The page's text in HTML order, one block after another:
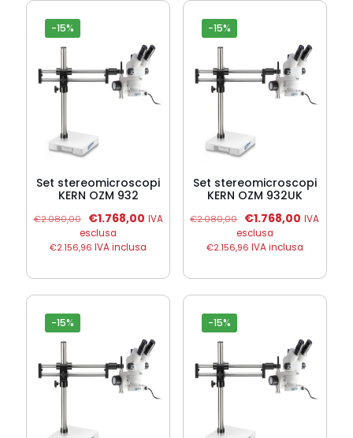
-15%
Set stereomicroscopi
KERN OZM 932
€2.080,00
Il
prezzo
originale
€1.768,00Il
attuale
€1.768,00.
IVA
esclusa
€2.156,96 IVA inclusa
-15%
Set stereomicroscopi
KERN OZM 932UK
€2.080,00
Il
prezzo
originale
€1.768,00 Il
attuale
IVA
esclusa
€2.156,96 IVA inclusa
-15% -15%